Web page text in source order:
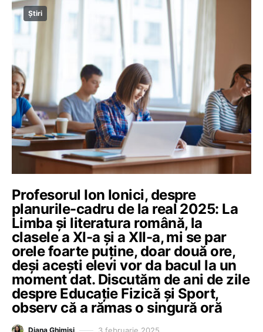
Știri
Profesorul Ion Ionici, despre
planurile-cadru de la real 2025: La
Limba şi literatura română, la
clasele a XI-a şi a XII-a, mi se par
orele foarte puţine, doar două ore,
deşi aceşti elevi vor da bacul la un
moment dat. Discutăm de ani de zile
despre Educaţie Fizică şi Sport,
observ că a rămas o singură oră
Diana Ghimiși 3 februarie 2025